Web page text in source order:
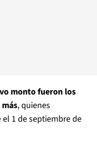
monto fueron los
, quienes
1 de septiembre de